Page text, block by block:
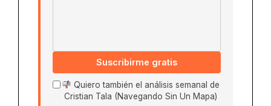
Suscribirme gratis
Quiero también el análisis semanal de
Cristian Tala (Navegando Sin Un Mapa)